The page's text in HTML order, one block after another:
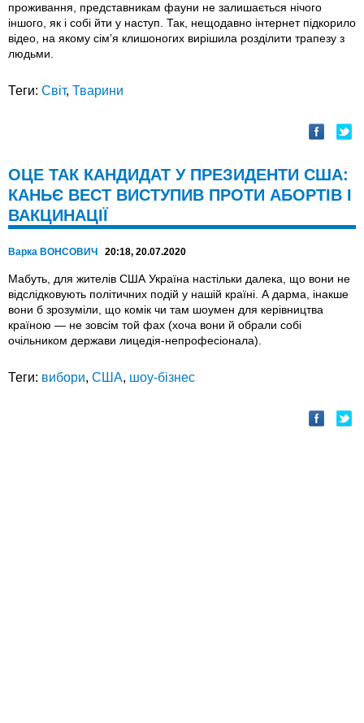
проживання, представникам фауни не залишається нічого
іншого, як і собі йти у наступ. Так, нещодавно інтернет підкорило
відео, на якому сім’я клишоногих вирішила розділити трапезу з
людьми.
Теги: Світ, Тварини
ОЦЕ ТАК КАНДИДАТ У ПРЕЗИДЕНТИ США:
КАНЬЄ ВЕСТ ВИСТУПИВ ПРОТИ АБОРТІВ І
ВАКЦИНАЦІЇ
Варка ВОНСОВИЧ 20:18, 20.07.2020
Мабуть, для жителів США Україна настільки далека, що вони не
відслідковують політичних подій у нашій країні. А дарма, інакше
вони б зрозуміли, що комік чи там шоумен для керівництва
країною — не зовсім той фах (хоча вони й обрали собі
очільником держави лицедія-непрофесіонала).
Теги: вибори, США, шоу-бізнес